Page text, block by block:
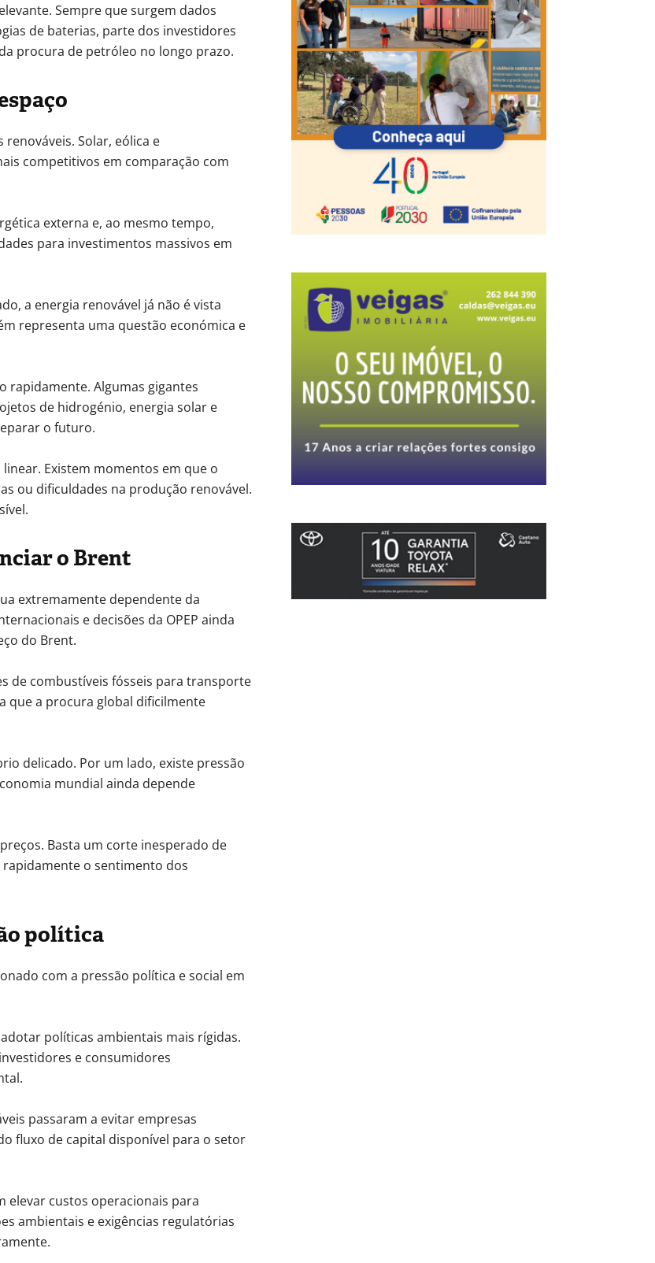
Sempre que surgem dados
de baterias, parte dos investidores
procura de petróleo no longo prazo.
Solar, eólica e
competitivos em comparação com
externa e, ao mesmo tempo,
para investimentos massivos em
a energia renovável já não é vista
representa uma questão económica e
rapidamente. Algumas gigantes
de hidrogénio, energia solar e
o futuro.
Existem momentos em que o
ou dificuldades na produção renovável.
o Brent
extremamente dependente da
e decisões da OPEP ainda
do Brent.
de combustíveis fósseis para transporte
que a procura global dificilmente
delicado. Por um lado, existe pressão
mundial ainda depende
Basta um corte inesperado de
o sentimento dos
política
com a pressão política e social em
políticas ambientais mais rígidas.
e consumidores
passaram a evitar empresas
fluxo de capital disponível para o setor
elevar custos operacionais para
ambientais e exigências regulatórias